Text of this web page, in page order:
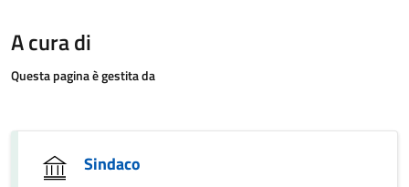
A cura di
Questa pagina è gestita da
Sindaco